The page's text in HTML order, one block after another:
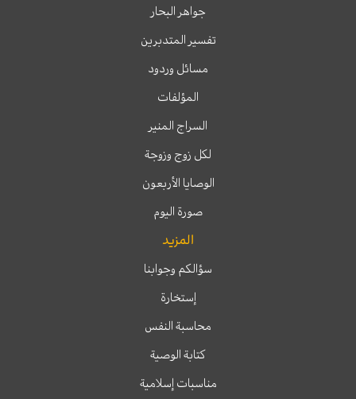
جواهر البحار
تفسير المتدبرين
مسائل وردود
المؤلفات
السراج المنير
لكل زوج وزوجة
الوصايا الأربعون
صورة اليوم
المزيد
سؤالكم وجوابنا
إستخارة
محاسبة النفس
كتابة الوصية
مناسبات إسلامية